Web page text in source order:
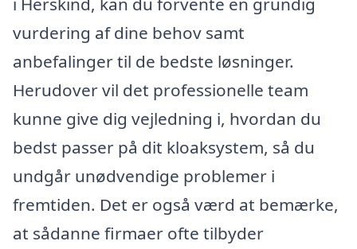
vurdering af dine behov samt
anbefalinger til de bedste løsninger.
Herudover vil det professionelle team
kunne give dig vejledning i, hvordan du
bedst passer på dit kloaksystem, så du
undgår unødvendige problemer i
fremtiden. Det er også værd at bemærke,
at sådanne firmaer ofte tilbyder